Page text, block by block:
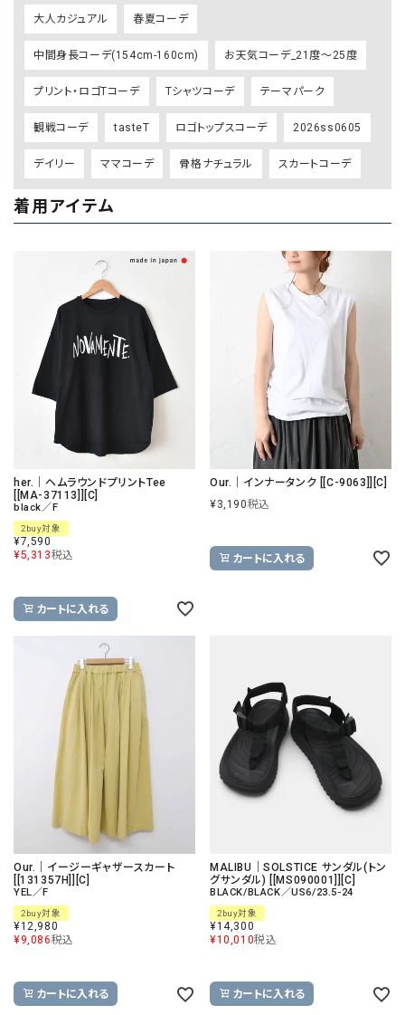
大人カジュアル 春夏コーデ
中間身長コーデ(154cm-160cm) お天気コーデ_21度～25度
プリント・ロゴTコーデ Tシャツコーデ テーマパーク
観戦コーデ tasteT ロゴトップスコーデ 2026ss0605
デイリー ママコーデ 骨格ナチュラル スカートコーデ
着用アイテム
her.｜ヘムラウンドプリントTee
[[MA-37113]][C]
black／F
2buy対象
¥7,590
¥5,313税込
カートに入れる
Our.｜インナータンク [[C-9063]][C]
¥3,190税込
カートに入れる
Our.｜イージーギャザースカート
[[131357H]][C]
YEL／F
2buy対象
¥12,980
¥9,086税込
カートに入れる
MALIBU｜SOLSTICE サンダル(トン
グサンダル) [[MS090001]][C]
BLACK/BLACK／US6/23.5-24
2buy対象
¥14,300
¥10,010税込
カートに入れる